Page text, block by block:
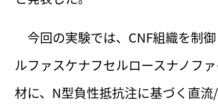
今回の実験では、CNF組織を制
ルファスケナフセルロースナノフ
材に、N型負性抵抗注に基づく直